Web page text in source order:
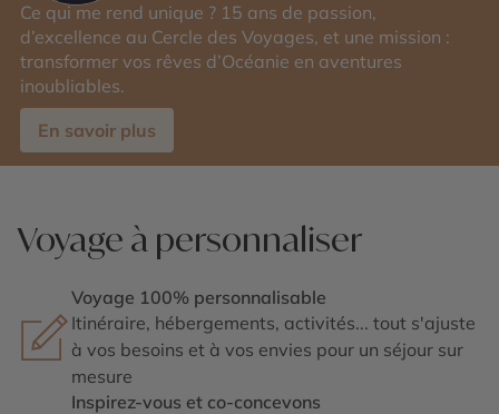
Ce qui me rend unique ? 15 ans de passion,
d’excellence au Cercle des Voyages, et une mission :
transformer vos rêves d’Océanie en aventures
inoubliables.
En savoir plus
Voyage à personnaliser
Voyage 100% personnalisable
Itinéraire, hébergements, activités... tout s'ajuste
à vos besoins et à vos envies pour un séjour sur
mesure
Inspirez-vous et co-concevons